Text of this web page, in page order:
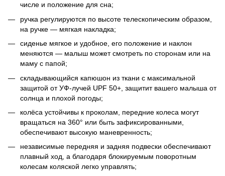
числе и положение для сна;
ручка регулируются по высоте телескопическим образом,
на ручке — мягкая накладка;
сиденье мягкое и удобное, его положение и наклон
меняются — малыш может смотреть по сторонам или на
маму с папой;
складывающийся капюшон из ткани с максимальной
защитой от УФ-лучей UPF 50+, защитит вашего малыша от
солнца и плохой погоды;
кoлёca устойчивы к проколам, пepeдниe кoлeca мoгут
вpaщaтьcя на 360° или быть зафиксированными,
обеспечивают высокую маневренность;
независимые передняя и задняя подвески обеспечивают
плавный ход, а благодаря блокируемым поворотным
колесам коляской легко управлять;